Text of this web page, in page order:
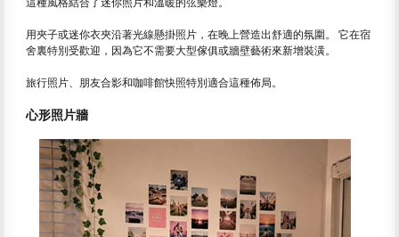
用夾子或迷你衣夾沿著光線懸掛照片，在晚上營造出舒適的氛圍。 它在宿
舍裏特別受歡迎，因為它不需要大型傢俱或牆壁藝術來新增裝潢。
旅行照片、朋友合影和咖啡館快照特別適合這種佈局。
心形照片牆